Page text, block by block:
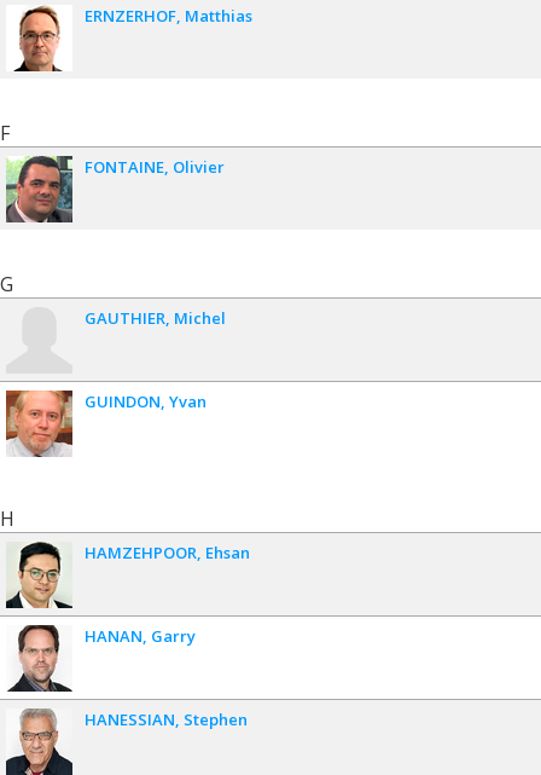
ERNZERHOF Matthias
F
FONTAINE Olivier
G
GAUTHIER Michel
GUINDON Yvan
H
HAMZEHPOOR Ehsan
HANAN Garry
HANESSIAN Stephen